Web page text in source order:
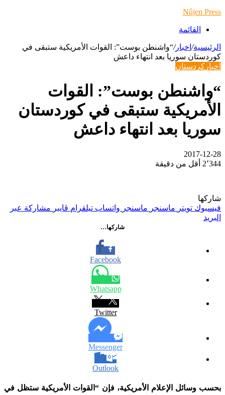
Nûjen Press
القائمة
الرئيسية/ اخبار/“واشنطن بوست”: القوات الأمريكية ستبقى في
كوردستان سوريا بعد انتهاء داعش
اخبار كردستان
“واشنطن بوست”: القوات
الأمريكية ستبقى في كوردستان
سوريا بعد انتهاء داعش
2017-12-28
2٬344 أقل من دقيقة
شاركها
فيسبوك تويتر ماسنجر ماسنجر واتساب تيلقرام ڤايبر مشاركة عبر
البريد
شاركها…
Facebook
Whatsapp
Twitter
Messenger
Outlook
بحسب وسائل الإعلام الأمريكية، فإن “القوات الأمريكية ستظل في